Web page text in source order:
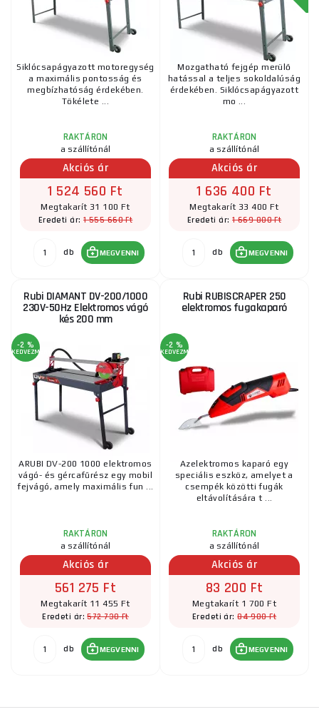
Siklócsapágyazott motoregység
a maximális pontosság és
megbízhatóság érdekében.
Tökélete ...
RAKTÁRON
a szállítónál
Akciós ár
1 524 560 Ft
Megtakarít 31 100 Ft
Eredeti ár: 1 555 660 Ft
db MEGVENNI
Mozgatható fejgép merülő
hatással a teljes sokoldalúság
érdekében. Siklócsapágyazott
mo ...
RAKTÁRON
a szállítónál
Akciós ár
1 636 400 Ft
Megtakarít 33 400 Ft
Eredeti ár: 1 669 800 Ft
db MEGVENNI
Rubi DIAMANT DV-200/1000
230V-50Hz Elektromos vágó
kés 200 mm
-2 %
KEDVEZMÉNY
ARUBI DV-200 1000 elektromos
vágó- és gércafűrész egy mobil
fejvágó, amely maximális fun ...
RAKTÁRON
a szállítónál
Akciós ár
561 275 Ft
Megtakarít 11 455 Ft
Eredeti ár:572 730 Ft
db MEGVENNI
Rubi RUBISCRAPER 250
elektromos fugakaparó
-2 %
KEDVEZMÉNY
Azelektromos kaparó egy
speciális eszköz, amelyet a
csempék közötti fugák
eltávolítására t ...
RAKTÁRON
a szállítónál
Akciós ár
83 200 Ft
Megtakarít 1 700 Ft
Eredeti ár:84 900 Ft
db MEGVENNI